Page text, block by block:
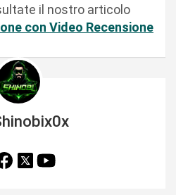
il nostro articolo
con Video Recensione